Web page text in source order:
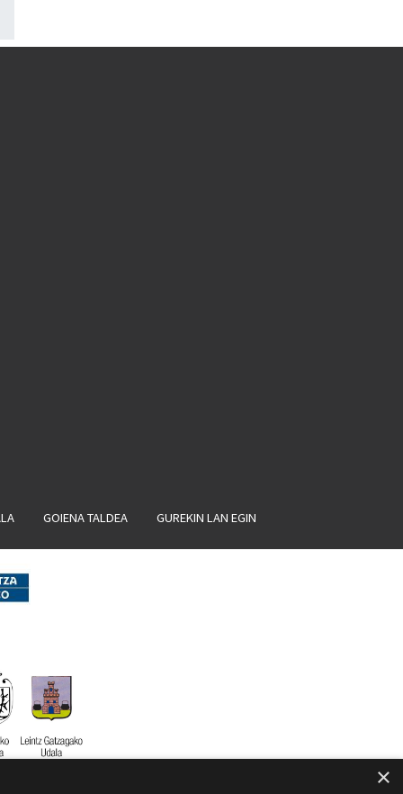
GOIENA TALDEA GUREKIN LAN EGIN
×